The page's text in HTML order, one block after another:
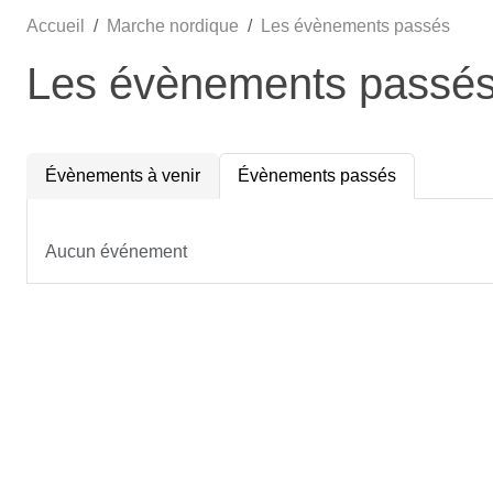
Accueil Marche nordique Les évènements passés
Les évènements
Évènements à venir Évènements passés
Aucun événement